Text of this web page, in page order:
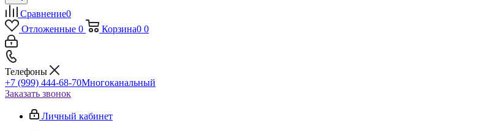
Сравнение0
Отложенные 0 Корзина0 0
Телефоны
+7 (999) 444-68-70Многоканальный
Заказать звонок
Личный кабинет